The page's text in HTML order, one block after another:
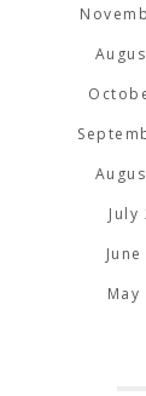
July
May